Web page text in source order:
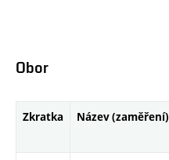
Obor
Zkratka Název (zaměření)